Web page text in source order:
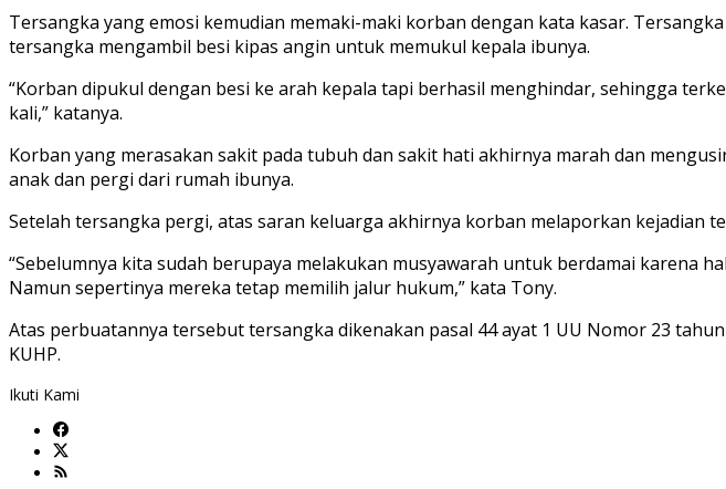
Tersangka yang emosi kemudian memaki-maki korban dengan kata kasar.
tersangka mengambil besi kipas angin untuk memukul kepala ibunya.
“Korban dipukul dengan besi ke arah kepala tapi berhasil menghindar, sehingga
kali,” katanya.
Korban yang merasakan sakit pada tubuh dan sakit hati akhirnya marah dan
anak dan pergi dari rumah ibunya.
Setelah tersangka pergi, atas saran keluarga akhirnya korban melaporkan kejadian
“Sebelumnya kita sudah berupaya melakukan musyawarah untuk berdamai karena
Namun sepertinya mereka tetap memilih jalur hukum,” kata Tony.
Atas perbuatannya tersebut tersangka dikenakan pasal 44 ayat 1 UU Nomor 23
KUHP.
Ikuti Kami